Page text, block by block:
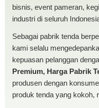
bisnis, event pameran,
industri di seluruh
Sebagai pabrik tenda
kami selalu
kepuasan pelanggan
Premium, Harga Pabrik
produsen dengan
produk tenda yang kokoh,